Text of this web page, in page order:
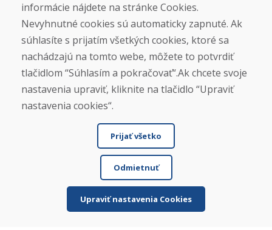
UKONČENÁ. ĎAKUJEME VÁM ZA
PRIAZEŇ A TEŠÍME SA NA VÁS OPÄŤ
OD 14. 9. 2026.
Nájsť na Google mape
© DOMIVOSPORT 2026, všetky práva vyhradené
DUFEKSOFT-tvorba webových stránok,tvorba e-shopov
informácie nájdete na stránke Cookies.
Nevyhnutné cookies sú automaticky zapnuté. Ak
súhlasíte s prijatím všetkých cookies, ktoré sa
nachádzajú na tomto webe, môžete to potvrdiť
tlačidlom “Súhlasím a pokračovať“.Ak chcete svoje
nastavenia upraviť, kliknite na tlačidlo “Upraviť
nastavenia cookies“.
Prijať všetko
Odmietnuť
Upraviť nastavenia Cookies